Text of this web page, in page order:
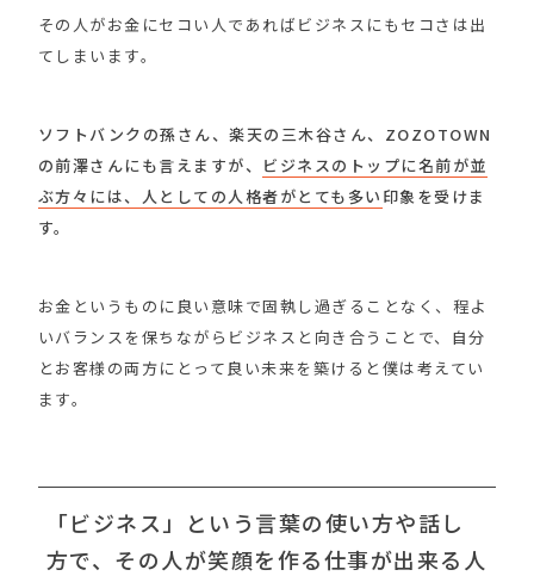
その人がお金にセコい人であればビジネスにもセコさは出
てしまいます。
ソフトバンクの孫さん、楽天の三木谷さん、ZOZOTOWN
の前澤さんにも言えますが、 ビジネスのトップに名前が並
ぶ方々には、人としての人格者がとても多い 印象を受けま
す。
お金というものに良い意味で固執し過ぎることなく、程よ
いバランスを保ちながらビジネスと向き合うことで、自分
とお客様の両方にとって良い未来を築けると僕は考えてい
ます。
「ビジネス」という言葉の使い方や話し
方で、その人が笑顔を作る仕事が出来る人